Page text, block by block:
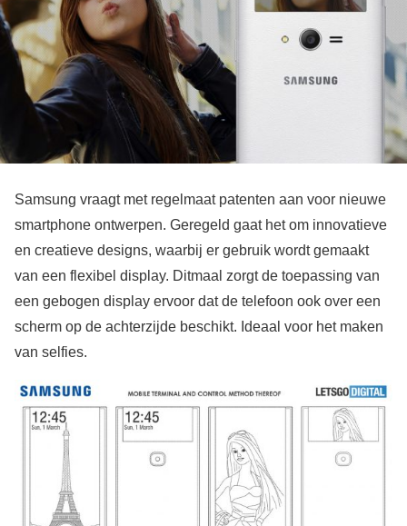
Samsung vraagt met regelmaat patenten aan voor nieuwe
smartphone ontwerpen. Geregeld gaat het om innovatieve
en creatieve designs, waarbij er gebruik wordt gemaakt
van een flexibel display. Ditmaal zorgt de toepassing van
een gebogen display ervoor dat de telefoon ook over een
scherm op de achterzijde beschikt. Ideaal voor het maken
van selfies.